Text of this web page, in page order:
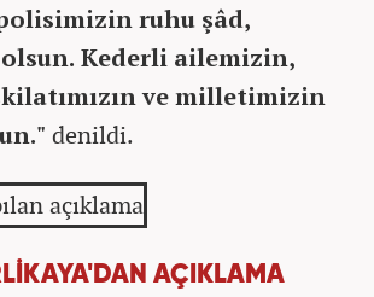
ruhu şâd,
Kederli ailemizin,
ve milletimizin
denildi.
AÇIKLAMA